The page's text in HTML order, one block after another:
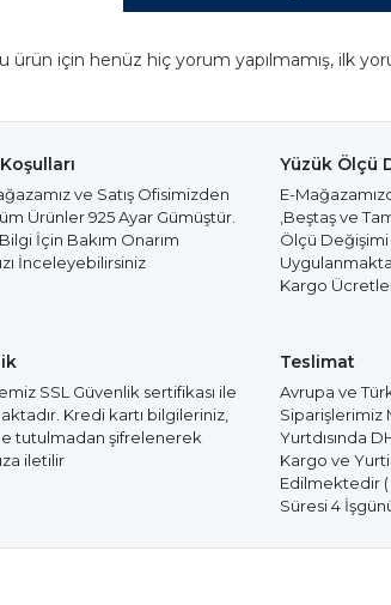
ürün için henüz hiç yorum yapılmamış, ilk
ve Satış Ofisimizden
Ürünler 925 Ayar Gümüştür.
İçin Bakım Onarım
İnceleyebilirsiniz
Yüzük Ölçü
E-
,Beştaş ve
Ölçü
Kargo
SSL Güvenlik sertifikası ile
Kredi kartı bilgileriniz,
tutulmadan şifrelenerek
iletilir
Teslimat
Avrupa ve
Siparişlerimiz
Yurtdısında
Kargo ve
Edilmektedir (
Süresi 4